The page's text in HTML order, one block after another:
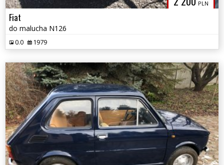
PLN
Fiat
do malucha N126
0.0 1979